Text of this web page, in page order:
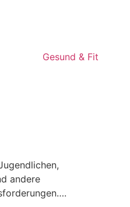
Gesund & Fit
andere